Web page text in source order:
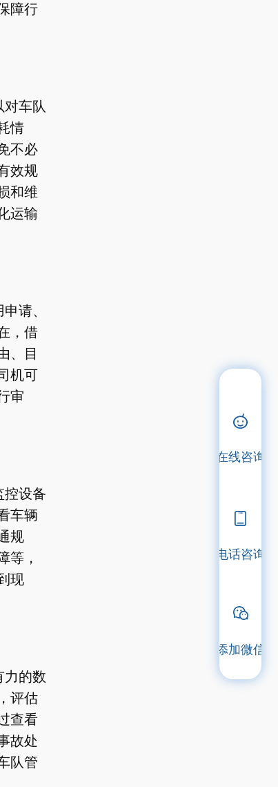
障行
车队
情
不必
效规
和维
运输
请、
，借
、目
机可
审
控设备
车辆
规
等，
现
力的数
评估
查看
故处
队管
在线咨询
电话咨询
添加微信